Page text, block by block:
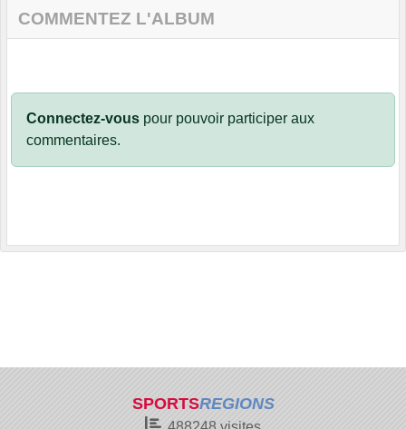
COMMENTEZ L'ALBUM
Connectez-vous pour pouvoir participer aux
commentaires.
SPORTSREGIONS